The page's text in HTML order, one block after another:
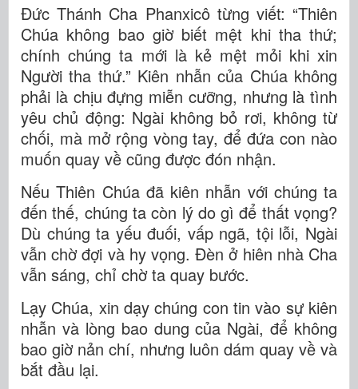
Đức Thánh Cha Phanxicô từng viết: “Thiên
Chúa không bao giờ biết mệt khi tha thứ;
chính chúng ta mới là kẻ mệt mỏi khi xin
Người tha thứ.” Kiên nhẫn của Chúa không
phải là chịu đựng miễn cưỡng, nhưng là tình
yêu chủ động: Ngài không bỏ rơi, không từ
chối, mà mở rộng vòng tay, để đứa con nào
muốn quay về cũng được đón nhận.
Nếu Thiên Chúa đã kiên nhẫn với chúng ta
đến thế, chúng ta còn lý do gì để thất vọng?
Dù chúng ta yếu đuối, vấp ngã, tội lỗi, Ngài
vẫn chờ đợi và hy vọng. Đèn ở hiên nhà Cha
vẫn sáng, chỉ chờ ta quay bước.
Lạy Chúa, xin dạy chúng con tin vào sự kiên
nhẫn và lòng bao dung của Ngài, để không
bao giờ nản chí, nhưng luôn dám quay về và
bắt đầu lại.